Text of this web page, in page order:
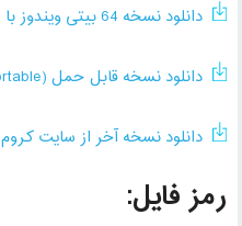
دانلود نسخه 64 بیتی ویندوز با حجم 48 مگابایت
دانلود نسخه قابل حمل (Portable) ویندوز با حجم 114 مگابایت
دانلود نسخه آخر از سایت کروم
رمز فایل: